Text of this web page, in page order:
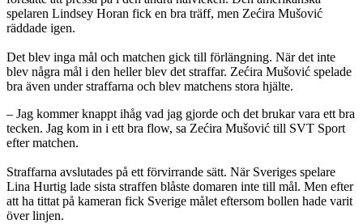
spelaren Lindsey Horan fick en bra träff, men Zećira Mušović
räddade igen.
Det blev inga mål och matchen gick till förlängning. När det inte
blev några mål i den heller blev det straffar. Zećira Mušović spelade
bra även under straffarna och blev matchens stora hjälte.
– Jag kommer knappt ihåg vad jag gjorde och det brukar vara ett bra
tecken. Jag kom in i ett bra flow, sa Zećira Mušović till SVT Sport
efter matchen.
Straffarna avslutades på ett förvirrande sätt. När Sveriges spelare
Lina Hurtig lade sista straffen blåste domaren inte till mål. Men efter
att ha tittat på kameran fick Sverige målet eftersom bollen hade varit
över linjen.